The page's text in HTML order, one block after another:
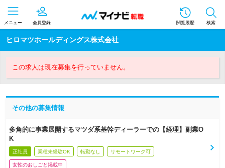
メニュー 会員登録 閲覧履歴 検索
ヒロマツホールディングス株式会社
この求人は現在募集を行っていません。
その他の募集情報
多角的に事業展開するマツダ系基幹ディーラーでの【経理】副業O
K
正社員 業種未経験OK 転勤なし リモートワーク可
女性のおしごと掲載中